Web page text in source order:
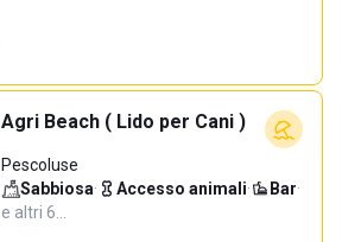
Agri Beach ( Lido per Cani )
Pescoluse
Sabbiosa· Accesso animali· Bar·
e altri 6…